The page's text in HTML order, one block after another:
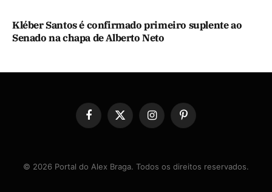
Kléber Santos é confirmado primeiro suplente ao
Senado na chapa de Alberto Neto
Facebook
X
(Twitter)
InstagramPinterest
© 2026 Portal do Alex Braga. Todos os direitos reservados.